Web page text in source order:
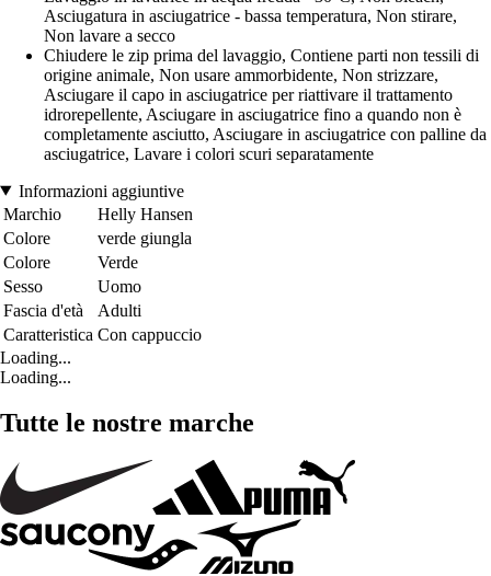
Asciugatura in asciugatrice - bassa temperatura, Non stirare,
Non lavare a secco
Chiudere le zip prima del lavaggio, Contiene parti non tessili di
origine animale, Non usare ammorbidente, Non strizzare,
Asciugare il capo in asciugatrice per riattivare il trattamento
idrorepellente, Asciugare in asciugatrice fino a quando non è
completamente asciutto, Asciugare in asciugatrice con palline da
asciugatrice, Lavare i colori scuri separatamente
Informazioni aggiuntive
Marchio
Helly Hansen
Colore
verde giungla
Colore
Verde
Sesso
Uomo
Fascia d'età
Adulti
Caratteristica Con cappuccio
Loading...
Loading...
Tutte le nostre marche